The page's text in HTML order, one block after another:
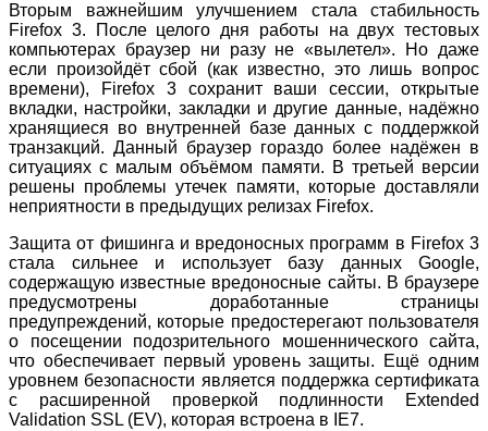
Вторым важнейшим улучшением стала стабильность
Firefox 3. После целого дня работы на двух тестовых
компьютерах браузер ни разу не «вылетел». Но даже
если произойдёт сбой (как известно, это лишь вопрос
времени), Firefox 3 сохранит ваши сессии, открытые
вкладки, настройки, закладки и другие данные, надёжно
хранящиеся во внутренней базе данных с поддержкой
транзакций. Данный браузер гораздо более надёжен в
ситуациях с малым объёмом памяти. В третьей версии
решены проблемы утечек памяти, которые доставляли
неприятности в предыдущих релизах Firefox.
Защита от фишинга и вредоносных программ в Firefox 3
стала сильнее и использует базу данных Google,
содержащую известные вредоносные сайты. В браузере
предусмотрены доработанные страницы
предупреждений, которые предостерегают пользователя
о посещении подозрительного мошеннического сайта,
что обеспечивает первый уровень защиты. Ещё одним
уровнем безопасности является поддержка сертификата
с расширенной проверкой подлинности Extended
Validation SSL (EV), которая встроена в IE7.